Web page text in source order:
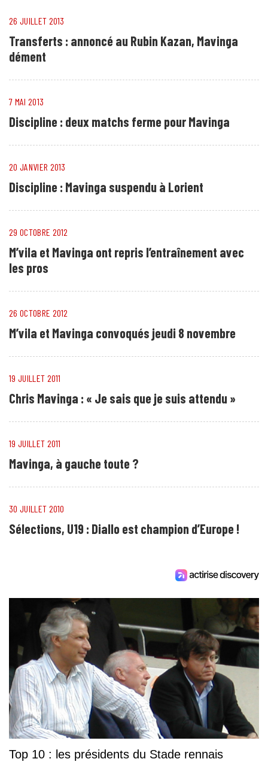
26 JUILLET 2013
Transferts : annoncé au Rubin Kazan, Mavinga
dément
7 MAI 2013
Discipline : deux matchs ferme pour Mavinga
20 JANVIER 2013
Discipline : Mavinga suspendu à Lorient
29 OCTOBRE 2012
M’vila et Mavinga ont repris l’entraînement avec
les pros
26 OCTOBRE 2012
M’vila et Mavinga convoqués jeudi 8 novembre
19 JUILLET 2011
Chris Mavinga : « Je sais que je suis attendu »
19 JUILLET 2011
Mavinga, à gauche toute ?
30 JUILLET 2010
Sélections, U19 : Diallo est champion d’Europe !
Top 10 : les présidents du Stade rennais